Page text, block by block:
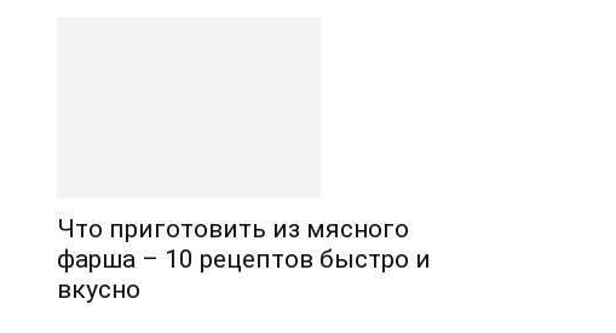
Что приготовить из мясного
фарша – 10 рецептов быстро и
вкусно